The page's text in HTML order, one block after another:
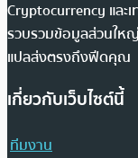
Cryptocurrency และ
รวบรวมข้อมูลส่วนใหญ่
แปลส่งตรงถึงฟีดคุณ
เกี่ยวกับเว็บไซต์นี้
ทีมงาน